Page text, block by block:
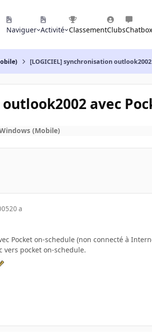
Naviguer Activité ClassementClubsChatbox
[LOGICIEL] synchronisation
avec
(Mobile)
20 a
Pocket on-schedule (non connecté à
vers pocket on-schedule.